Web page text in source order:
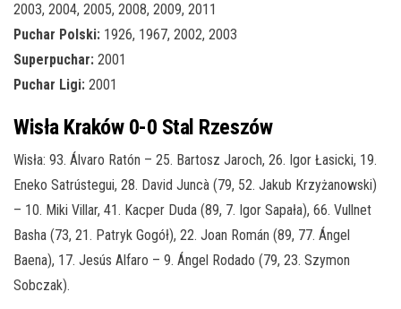
2003, 2004, 2005, 2008, 2009, 2011
Puchar Polski: 1926, 1967, 2002, 2003
Superpuchar: 2001
Puchar Ligi: 2001
Wisła Kraków 0-0 Stal Rzeszów
Wisła: 93. Álvaro Ratón – 25. Bartosz Jaroch, 26. Igor Łasicki, 19.
Eneko Satrústegui, 28. David Juncà (79, 52. Jakub Krzyżanowski)
– 10. Miki Villar, 41. Kacper Duda (89, 7. Igor Sapała), 66. Vullnet
Basha (73, 21. Patryk Gogół), 22. Joan Román (89, 77. Ángel
Baena), 17. Jesús Alfaro – 9. Ángel Rodado (79, 23. Szymon
Sobczak).